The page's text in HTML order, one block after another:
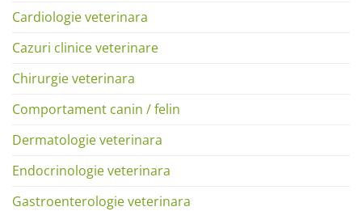
Cardiologie veterinara
Cazuri clinice veterinare
Chirurgie veterinara
Comportament canin / felin
Dermatologie veterinara
Endocrinologie veterinara
Gastroenterologie veterinara